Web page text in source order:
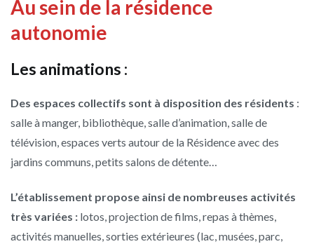
Au sein de la résidence
autonomie
Les animations :
Des espaces collectifs sont à disposition des résidents :
salle à manger, bibliothèque, salle d’animation, salle de
télévision, espaces verts autour de la Résidence avec des
jardins communs, petits salons de détente…
L’établissement propose ainsi de nombreuses activités
très variées : lotos, projection de films, repas à thèmes,
activités manuelles, sorties extérieures (lac, musées, parc,